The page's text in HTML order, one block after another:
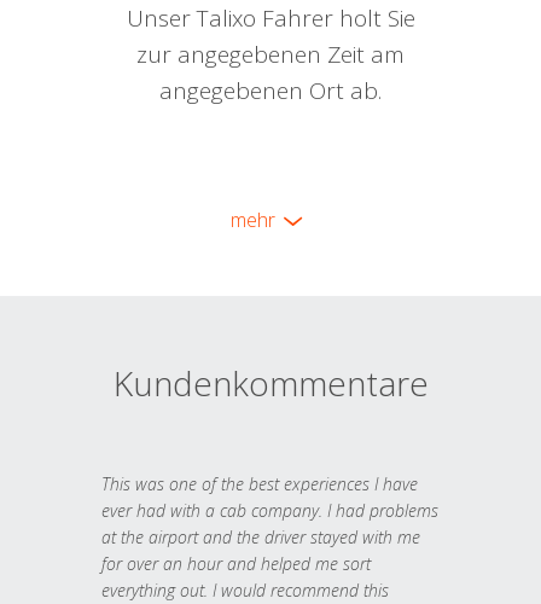
Unser Talixo Fahrer holt Sie
zur angegebenen Zeit am
angegebenen Ort ab.
mehr
Kundenkommentare
This was one of the best experiences I have
ever had with a cab company. I had problems
at the airport and the driver stayed with me
for over an hour and helped me sort
everything out. I would recommend this